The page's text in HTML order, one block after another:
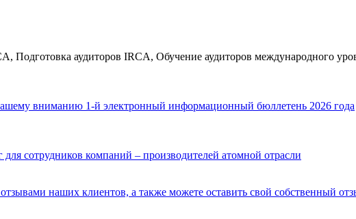
Подготовка аудиторов IRCA, Обучение аудиторов международного
вниманию 1-й электронный информационный бюллетень 2026 года
сотрудников компаний – производителей атомной отрасли
наших клиентов, а также можете оставить свой собственный